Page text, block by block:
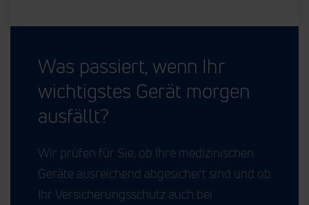
Was passiert, wenn Ihr
wichtigstes Gerät morgen
ausfällt?
Wir prüfen für Sie, ob Ihre medizinischen
Geräte ausreichend abgesichert sind und ob
Ihr Versicherungsschutz auch bei